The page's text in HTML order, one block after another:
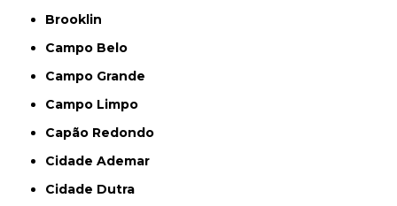
Brooklin
Campo Belo
Campo Grande
Campo Limpo
Capão Redondo
Cidade Ademar
Cidade Dutra